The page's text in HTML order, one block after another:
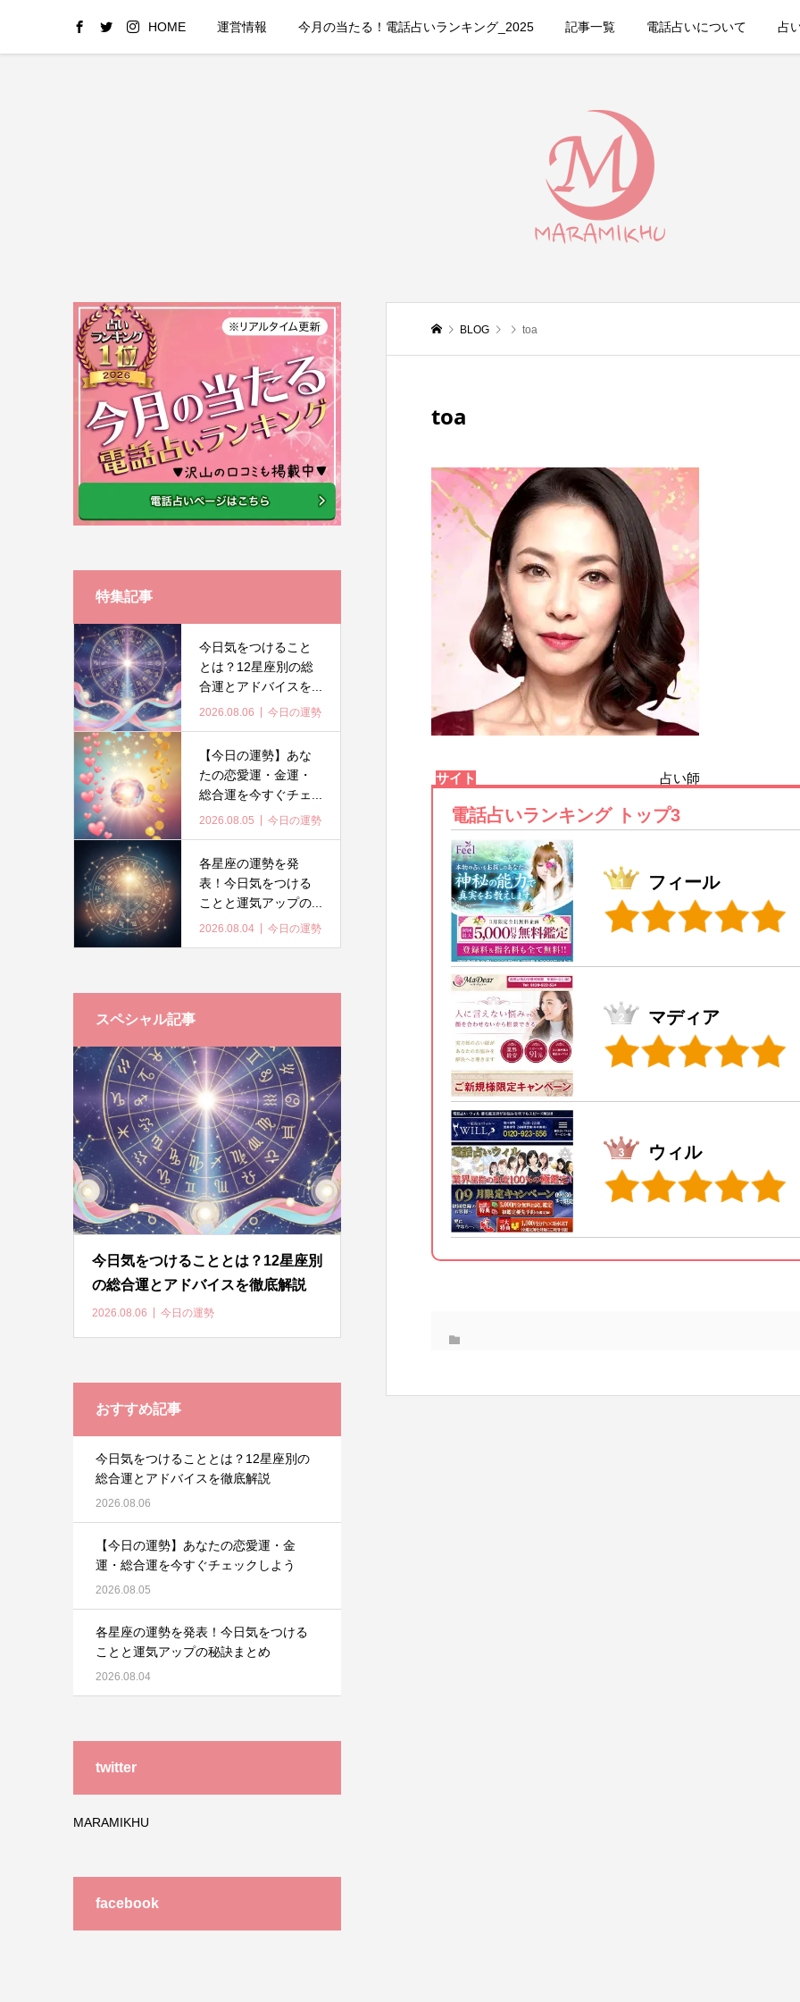
HOME 運営情報 今月の当たる！電話占いランキング_2025 記事一覧 電話占いについて 占
BLOG toa
toa
サイト 占い師
電話占いランキング トップ3
フィール
マディア
ウィル
特集記事
今日気をつけること
とは？12星座別の総
合運とアドバイスを...
2026.08.06 今日の運勢
【今日の運勢】あな
たの恋愛運・金運・
総合運を今すぐチェ...
2026.08.05 今日の運勢
各星座の運勢を発
表！今日気をつける
ことと運気アップの...
2026.08.04 今日の運勢
スペシャル記事
今日気をつけることとは？12星座別
の総合運とアドバイスを徹底解説
2026.08.06 今日の運勢
おすすめ記事
今日気をつけることとは？12星座別の
総合運とアドバイスを徹底解説
2026.08.06
【今日の運勢】あなたの恋愛運・金
運・総合運を今すぐチェックしよう
2026.08.05
各星座の運勢を発表！今日気をつける
ことと運気アップの秘訣まとめ
2026.08.04
twitter
MARAMIKHU
facebook